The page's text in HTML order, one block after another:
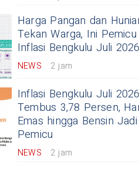
Harga Pangan dan
Tekan Warga, Ini Pemicu
Inflasi Bengkulu Juli 2026
NEWS 2 jam
Inflasi Bengkulu Juli 2026
Tembus 3,78 Persen,
Emas hingga Bensin Jadi
Pemicu
NEWS 2 jam